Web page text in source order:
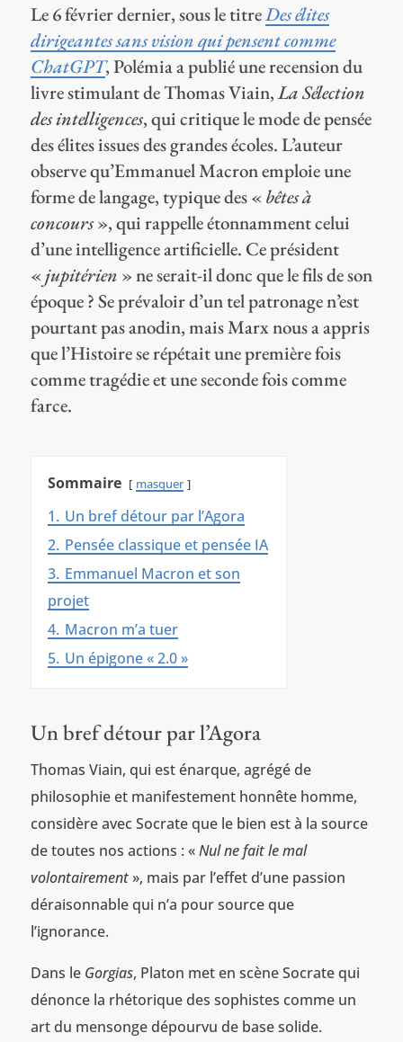
Le 6 février dernier, sous le titreDes élites
dirigeantes sans vision qui pensent comme
ChatGPT, Polémia a publié une recension du
livre stimulant de Thomas Viain,La Sélection
des intelligences, qui critique le mode de pensée
des élites issues des grandes écoles. L’auteur
observe qu’Emmanuel Macron emploie une
forme de langage, typique des « bêtes à
concours», qui rappelle étonnamment celui
d’une intelligence artificielle. Ce président
« jupitérien » ne serait-il donc que le fils de son
époque ? Se prévaloir d’un tel patronage n’est
pourtant pas anodin, mais Marx nous a appris
que l’Histoire se répétait une première fois
comme tragédie et une seconde fois comme
farce.
Sommaire masquer
1. Un bref détour par l’Agora
2. Pensée classique et pensée IA
3. Emmanuel Macron et son
projet
4. Macron m’a tuer
5. Un épigone « 2.0 »
Un bref détour par l’Agora
Thomas Viain, qui est énarque, agrégé de
philosophie et manifestement honnête homme,
considère avec Socrate que le bien est à la source
de toutes nos actions : «Nul ne fait le mal
volontairement», mais par l’effet d’une passion
déraisonnable qui n’a pour source que
l’ignorance.
Dans le Gorgias, Platon met en scène Socrate qui
dénonce la rhétorique des sophistes comme un
art du mensonge dépourvu de base solide.